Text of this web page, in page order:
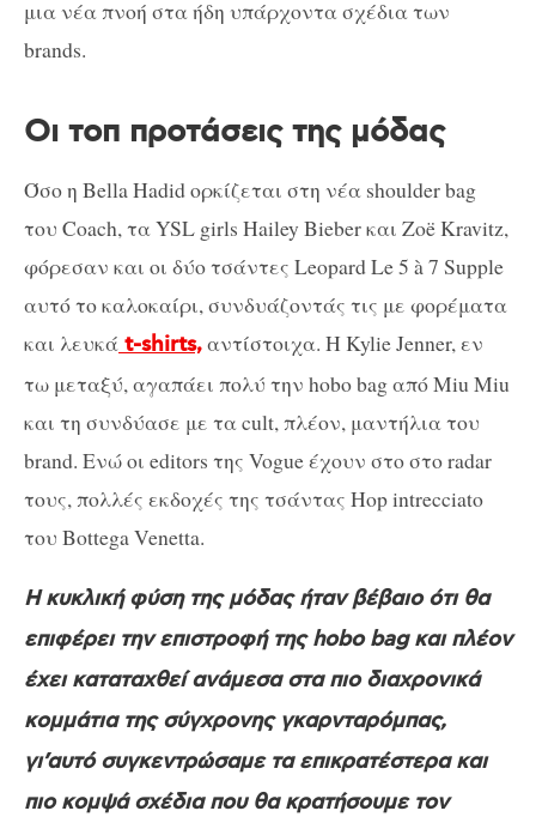
μια νέα πνοή στα ήδη υπάρχοντα σχέδια των
brands.
Οι τοπ προτάσεις της μόδας
Όσο η Bella Hadid ορκίζεται στη νέα shoulder bag
του Coach, τα YSL girls Hailey Bieber και Zoë Kravitz,
φόρεσαν και οι δύο τσάντες Leopard Le 5 à 7 Supple
αυτό το καλοκαίρι, συνδυάζοντάς τις με φορέματα
και λευκά t-shirts,αντίστοιχα. Η Kylie Jenner, εν
τω μεταξύ, αγαπάει πολύ την hobo bag από Miu Miu
και τη συνδύασε με τα cult, πλέον, μαντήλια του
brand. Ενώ οι editors της Vogue έχουν στο στο radar
τους, πολλές εκδοχές της τσάντας Hop intrecciato
του Bottega Venetta.
Η κυκλική φύση της μόδας ήταν βέβαιο ότι θα
επιφέρει την επιστροφή της hobo bag και πλέον
έχει καταταχθεί ανάμεσα στα πιο διαχρονικά
κομμάτια της σύγχρονης γκαρνταρόμπας,
γι’αυτό συγκεντρώσαμε τα επικρατέστερα και
πιο κομψά σχέδια που θα κρατήσουμε τον